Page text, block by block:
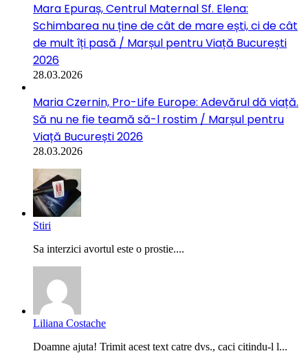
Mara Epuraș, Centrul Maternal Sf. Elena:
Schimbarea nu ține de cât de mare ești, ci de cât
de mult îți pasă / Marșul pentru Viață București
2026
28.03.2026
Maria Czernin, Pro-Life Europe: Adevărul dă viață.
Să nu ne fie teamă să-l rostim / Marșul pentru
Viață București 2026
28.03.2026
Stiri
Sa interzici avortul este o prostie....
Liliana Costache
Doamne ajuta! Trimit acest text catre dvs., caci citindu-l l...